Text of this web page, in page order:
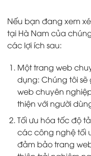
Nếu bạn đang xem
tại Hà Nam của
các lợi ích sau:
Một trang web
dụng: Chúng tôi
web chuyên
thiện với người
Tối ưu hóa tốc độ
các công nghệ tối
đảm bảo trang